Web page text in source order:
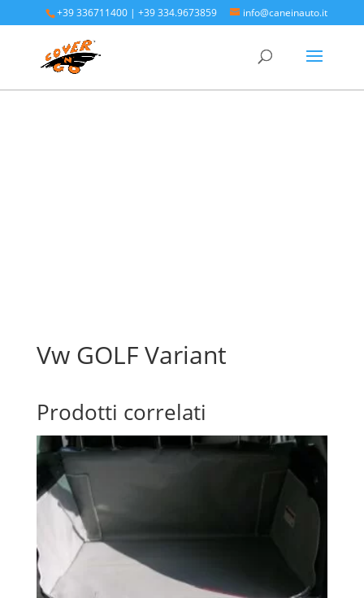
+39 336711400 |+39 334.9673859 info@caneinauto.it
Home/SALVA BAULE - Vasca Telo Copribaule
Auto/SALVA BAULE VOLKSWAGEN
Vw GOLF Variant
Prodotti correlati